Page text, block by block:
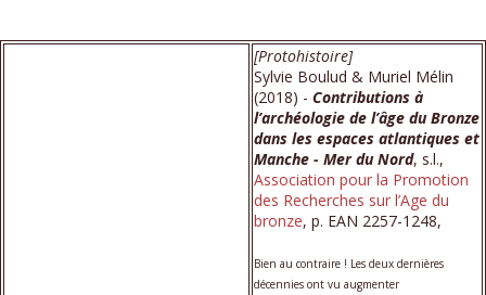
[Protohistoire]
Sylvie Boulud & Muriel Mélin
(2018) - Contributions à
l’archéologie de l’âge du Bronze
dans les espaces atlantiques et
Manche - Mer du Nord, s.l.,
Association pour la Promotion
des Recherches sur l’Age du
bronze, p. EAN 2257-1248,
Bien au contraire ! Les deux dernières
décennies ont vu augmenter